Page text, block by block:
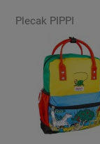
Plecak PIPPI